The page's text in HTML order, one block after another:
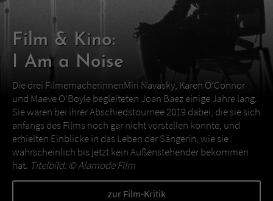
Film & Kino:
I Am a Noise
Die drei FilmemacherinnenMiri Navasky, Karen O‘Connor
und Maeve O‘Boyle begleiteten Joan Baez einige Jahre lang.
Sie waren bei ihrer Abschiedstournee 2019 dabei, die sie sich
anfangs des Films noch gar nicht vorstellen konnte, und
erhielten Einblicke in das Leben der Sängerin, wie sie
wahrscheinlich bis jetzt kein Außenstehender bekommen
hat. Titelbild: ©Alamode Film
zur Film-Kritik